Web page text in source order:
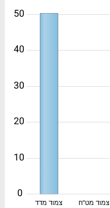
צמוד מדד צמוד מט"ח
0
10
20
30
40
50